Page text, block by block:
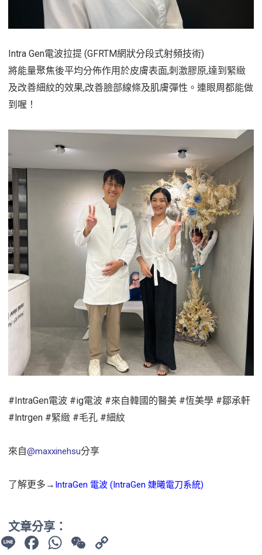
Intra Gen電波拉提 (GFRTM網狀分段式射頻技術)
將能量聚焦後平均分佈作用於皮膚表面,刺激膠原,達到緊緻
及改善細紋的效果,改善臉部線條及肌膚彈性。連眼周都能做
到喔！
#IntraGen電波 #ig電波 #來自韓國的醫美 #恆美學 #鄒承軒
#lntrgen #緊緻 #毛孔 #細紋
來自@maxxinehsu分享
了解更多→ IntraGen 電波 (IntraGen 婕曦電刀系統)
文章分享：
LineFacebook
WhatsApp
WeChat